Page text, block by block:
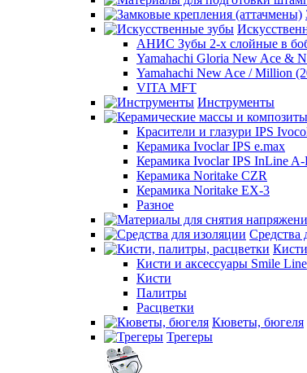
АНИС Зубы 2-х слойные в
Yamahachi Gloria New Ace &
Yamahachi New Ace / Million
VITA MFT
Инструменты
Красители и глазури IPS
Керамика Ivoclar IPS e.max
Керамика Ivoclar IPS InLine A-
Керамика Noritake CZR
Керамика Noritake EX-3
Разное
Средства
Кисти и аксессуары Smile Line
Кисти
Палитры
Расцветки
Кюветы, бюгеля
Трегеры